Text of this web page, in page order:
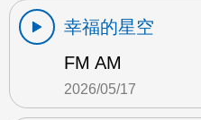
幸福的星空
FM AM
2026/05/17